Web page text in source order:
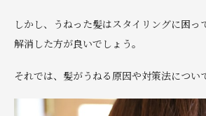
しかし、うねった髪はスタイリングに困っ
解消した方が良いでしょう。
それでは、髪がうねる原因や対策法につい